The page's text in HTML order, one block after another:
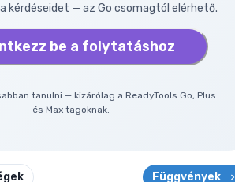
kérdéseidet — az Go csomagtól elérhető.
be a folytatáshoz
tanulni — kizárólag a ReadyTools Go, Plus
és Max tagoknak.
Függvények